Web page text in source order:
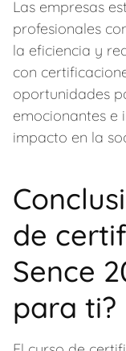
Las empresas
profesionales
la eficiencia y
con
oportunidades
emocionantes e
impacto en la
de
Sence
para ti?